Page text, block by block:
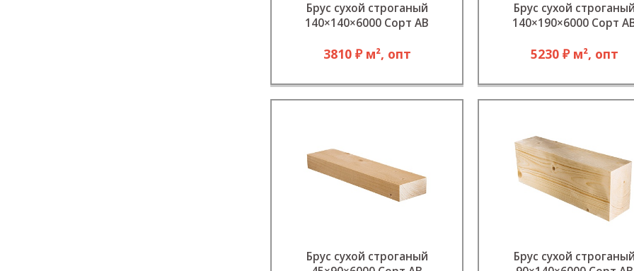
Брус сухой строганый
140×140×6000 Сорт АВ
3810 ₽ м², опт
Брус сухой
140×190×6000 Сорт
5230 ₽ м², опт
Брус сухой строганый
Брус сухой